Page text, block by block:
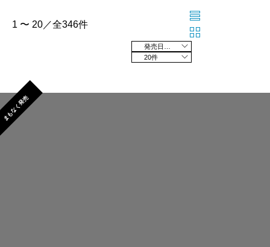
1 〜 20／全346件
20件
まもなく発売